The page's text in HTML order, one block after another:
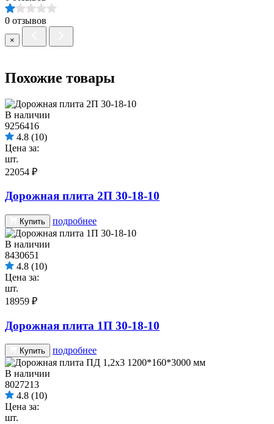
0 отзывов
×
Похожие товары
В наличии
9256416
4.8 (10)
Цена за:
шт.
22054 ₽
Дорожная плита 2П 30-18-10
Купить подробнее
В наличии
8430651
4.8 (10)
Цена за:
шт.
18959 ₽
Дорожная плита 1П 30-18-10
Купить подробнее
В наличии
8027213
4.8 (10)
Цена за:
шт.